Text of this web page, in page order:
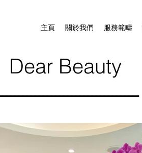
主頁 關於我們 服務範疇
Dear Beauty